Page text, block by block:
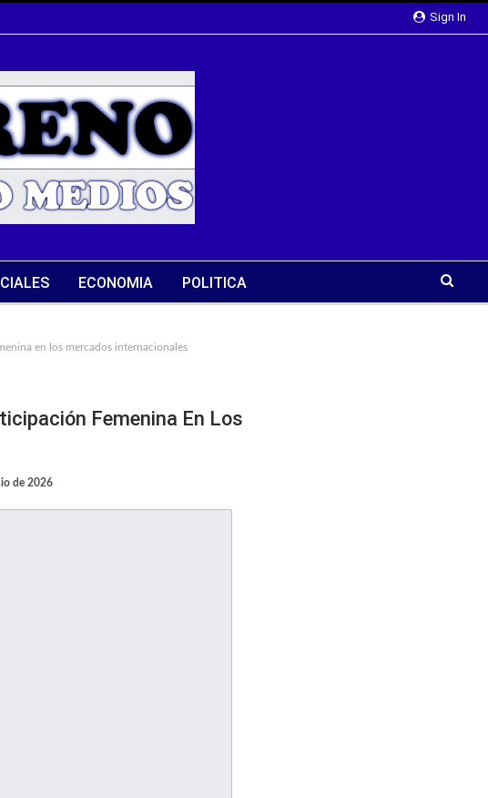
Sign In
ECONOMIA POLITICA
en los mercados internacionales
Femenina En Los
de 2026